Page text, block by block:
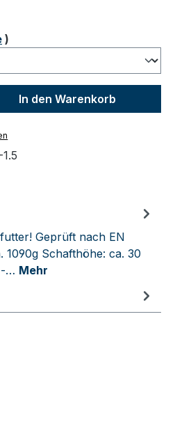
)
Gib den
In den Warenkorb
Geprüft nach EN
1090g Schafthöhe: ca. 30
-… Mehr